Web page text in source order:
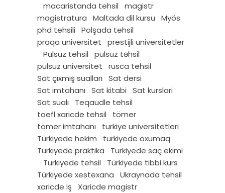
macaristanda tehsil
magistr
magistratura
Maltada dil kursu
Myös
phd tehsili
Polşada tehsil
praqa universitet
prestijli universitetler
Pulsuz tehsil
pulsuz təhsil
pulsuz universitet
rusca tehsil
Sat çıxmış sualları
Sat dersi
Sat imtahanı
Sat kitabi
Sat kurslari
Sat sualı
Teqaudle tehsil
toefl xaricde tehsil
tömer
tömer imtahanı
turkiye universitetleri
Türkiyede hekim
turkiyede oxumaq
Türkiyede praktika
Türkiyede saç ekimi
Turkiyede tehsil
Türkiyede tibbi kurs
Türkiyede xestexana
Ukraynada tehsil
xaricde iş
Xaricde magistr